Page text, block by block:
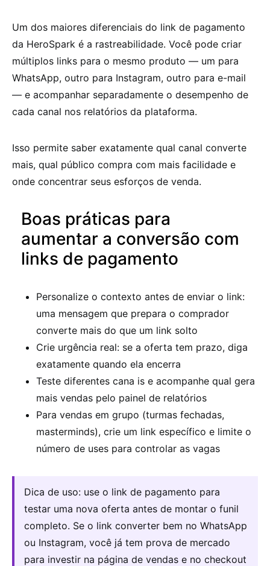
Um dos maiores diferenciais do link de pagamento
da HeroSpark é a rastreabilidade. Você pode criar
múltiplos links para o mesmo produto — um para
WhatsApp, outro para Instagram, outro para e-mail
— e acompanhar separadamente o desempenho de
cada canal nos relatórios da plataforma.
Isso permite saber exatamente qual canal converte
mais, qual público compra com mais facilidade e
onde concentrar seus esforços de venda.
Boas práticas para
aumentar a conversão com
links de pagamento
Personalize o contexto antes de enviar o link:
uma mensagem que prepara o comprador
converte mais do que um link solto
Crie urgência real: se a oferta tem prazo, diga
exatamente quando ela encerra
Teste diferentes cana is e acompanhe qual gera
mais vendas pelo painel de relatórios
Para vendas em grupo (turmas fechadas,
masterminds), crie um link específico e limite o
número de uses para controlar as vagas
Dica de uso: use o link de pagamento para
testar uma nova oferta antes de montar o funil
completo. Se o link converter bem no WhatsApp
ou Instagram, você já tem prova de mercado
para investir na página de vendas e no checkout